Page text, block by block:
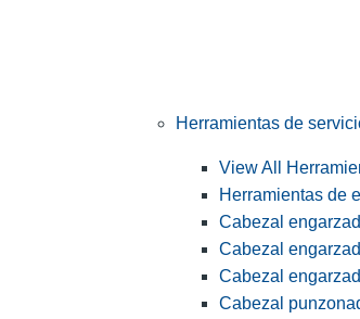
Herramientas de
View All
Herramientas de
Cabezal
Cabezal
Cabezal
Cabezal